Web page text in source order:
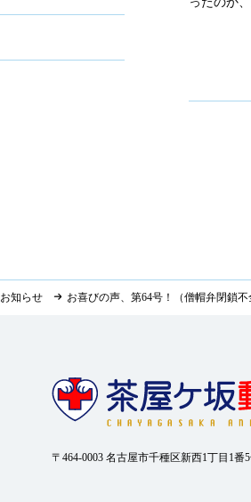
お知らせ お喜びの声、第64号！（僧帽弁閉鎖
〒464-0003 名古屋市千種区新西1丁目1番